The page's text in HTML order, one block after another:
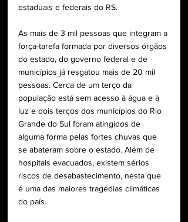
estaduais e federais do RS.
As mais de 3 mil pessoas que integram a
força-tarefa formada por diversos órgãos
do estado, do governo federal e de
municípios já resgatou mais de 20 mil
pessoas. Cerca de um terço da
população está sem acesso à água e à
luz e dois terços dos municípios do Rio
Grande do Sul foram atingidos de
alguma forma pelas fortes chuvas que
se abateram sobre o estado. Além de
hospitais evacuados, existem sérios
riscos de desabastecimento, nesta que
é uma das maiores tragédias climáticas
do país.